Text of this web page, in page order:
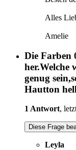
Alles
Amelie
Die Farben
her.Welche
genug
Hautton
1 Antwort,
Diese Frage
Leyla